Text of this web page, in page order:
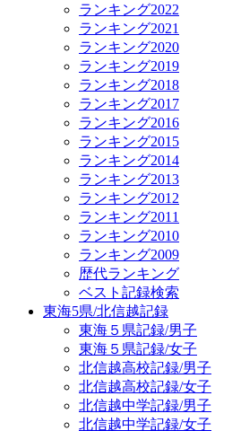
ランキング2022
ランキング2021
ランキング2020
ランキング2019
ランキング2018
ランキング2017
ランキング2016
ランキング2015
ランキング2014
ランキング2013
ランキング2012
ランキング2011
ランキング2010
ランキング2009
歴代ランキング
ベスト記録検索
東海5県/北信越記録
東海５県記録/男子
東海５県記録/女子
北信越高校記録/男子
北信越高校記録/女子
北信越中学記録/男子
北信越中学記録/女子